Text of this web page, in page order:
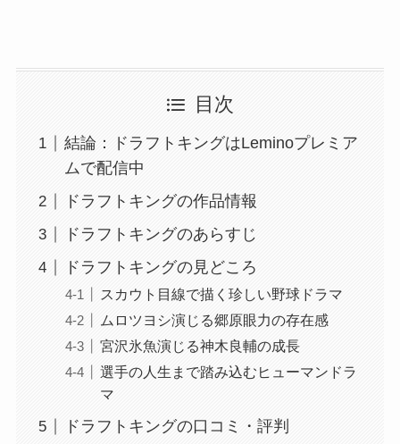
目次
結論：ドラフトキングはLeminoプレミア
ムで配信中
ドラフトキングの作品情報
ドラフトキングのあらすじ
ドラフトキングの見どころ
スカウト目線で描く珍しい野球ドラマ
ムロツヨシ演じる郷原眼力の存在感
宮沢氷魚演じる神木良輔の成長
選手の人生まで踏み込むヒューマンドラ
マ
ドラフトキングの口コミ・評判